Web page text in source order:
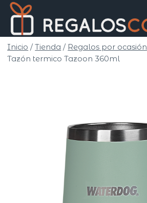
Saltar
contenido
Inicio / Tienda / Regalos por ocasión
Tazón termico Tazoon 360ml